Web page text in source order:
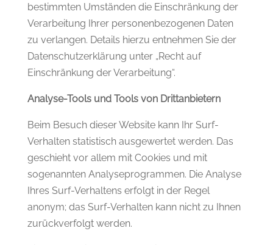
bestimmten Umständen die Einschränkung der
Verarbeitung Ihrer personenbezogenen Daten
zu verlangen. Details hierzu entnehmen Sie der
Datenschutzerklärung unter „Recht auf
Einschränkung der Verarbeitung“.
Analyse-Tools und Tools von Drittanbietern
Beim Besuch dieser Website kann Ihr Surf-
Verhalten statistisch ausgewertet werden. Das
geschieht vor allem mit Cookies und mit
sogenannten Analyseprogrammen. Die Analyse
Ihres Surf-Verhaltens erfolgt in der Regel
anonym; das Surf-Verhalten kann nicht zu Ihnen
zurückverfolgt werden.